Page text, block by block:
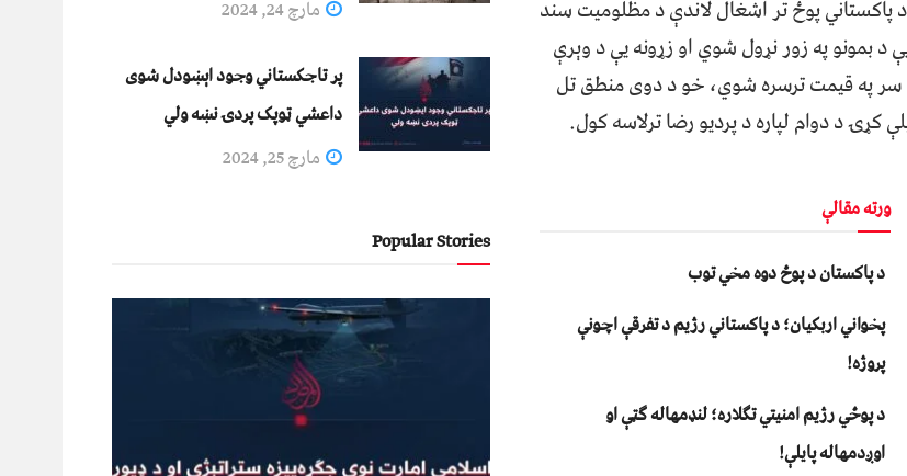
پاکستاني پوځ تر اشغال لاندې د مظلومیت سند
د بمونو په زور نړول شوي او زړونه یې د وېرې
په قیمت ترسره شوي، خو د دوی منطق تل
کړۍ د دوام لپاره د پردیو رضا ترلاسه کول.
ورته مقالې
د پاکستان د پوځ دوه مخي توب
پخواني اربکیان؛ د پاکستاني رژیم د تفرقې اچونې
پروژه!
د پوځي رژیم امنیتي تګلاره؛ لنډمهاله ګټې او
اوږدمهاله پایلې!
مارچ 24, 2024
پر تاجکستاني وجود اېښودل شوی
داعشي ټوپک پردۍ نښه ولي
مارچ 25, 2024
Popular Stories